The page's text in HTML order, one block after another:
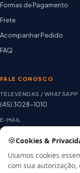
Formas de Pagamento
Frete
Acompanhar Pedido
FAQ
FALE CONOSCO
TELEVENDAS / WHATSAPP
(45) 3028-1010
E-MAIL
thiago@artetintas.com.br
HORÁRIO
Seg. a Sex. 8h às 18h
Sábado 8h às 12h
🍪Cookies &
Usamos cookies
com sua